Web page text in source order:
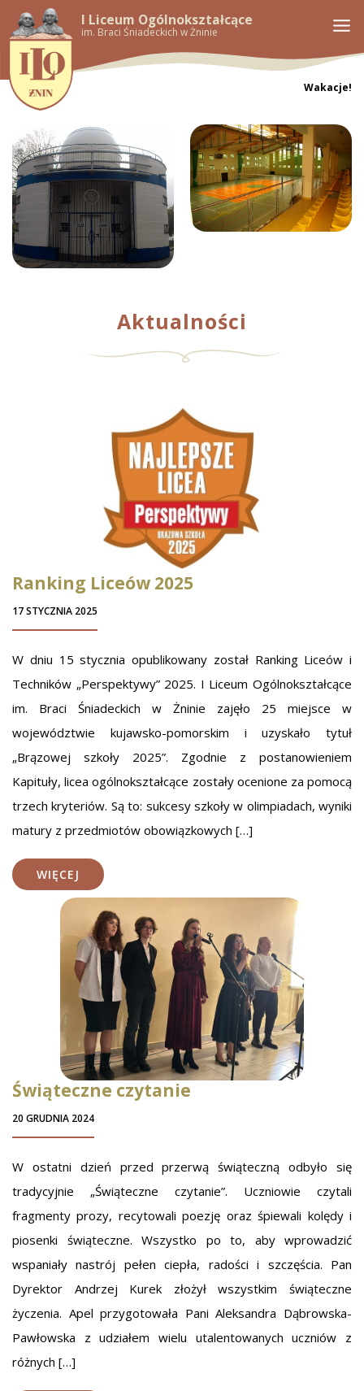
I Liceum Ogólnokształcące
im. Braci Śniadeckich w Żninie
Wakacje!
Aktualności
Ranking Liceów 2025
17 STYCZNIA 2025
W dniu 15 stycznia opublikowany został Ranking Liceów i
Techników „Perspektywy” 2025. I Liceum Ogólnokształcące
im. Braci Śniadeckich w Żninie zajęło 25 miejsce w
województwie kujawsko-pomorskim i uzyskało tytuł
„Brązowej szkoły 2025”. Zgodnie z postanowieniem
Kapituły, licea ogólnokształcące zostały ocenione za pomocą
trzech kryteriów. Są to: sukcesy szkoły w olimpiadach, wyniki
matury z przedmiotów obowiązkowych […]
WIĘCEJ
Świąteczne czytanie
20 GRUDNIA 2024
W ostatni dzień przed przerwą świąteczną odbyło się
tradycyjnie „Świąteczne czytanie”. Uczniowie czytali
fragmenty prozy, recytowali poezję oraz śpiewali kolędy i
piosenki świąteczne. Wszystko po to, aby wprowadzić
wspaniały nastrój pełen ciepła, radości i szczęścia. Pan
Dyrektor Andrzej Kurek złożył wszystkim świąteczne
życzenia. Apel przygotowała Pani Aleksandra Dąbrowska-
Pawłowska z udziałem wielu utalentowanych uczniów z
różnych […]